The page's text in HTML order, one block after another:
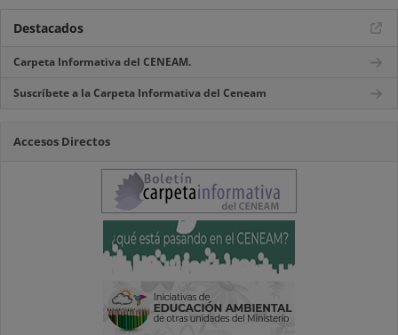
Destacados
Carpeta Informativa del CENEAM.
Suscríbete a la Carpeta Informativa del Ceneam
Accesos Directos